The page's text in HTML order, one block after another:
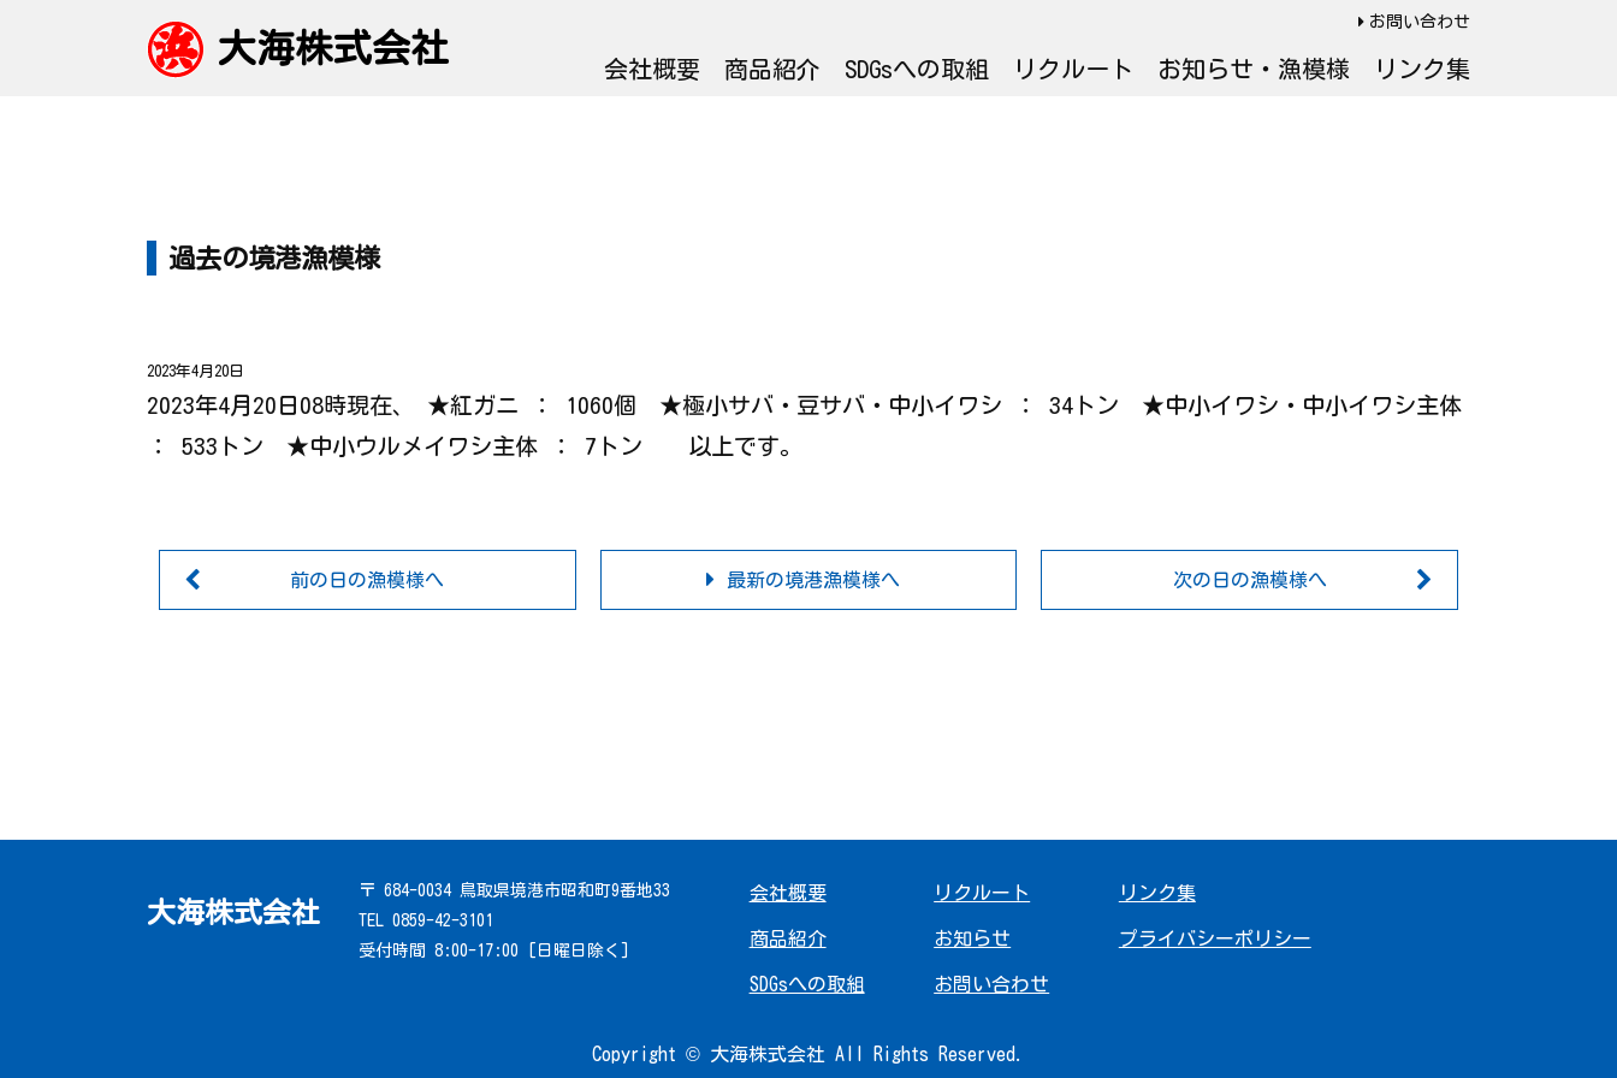
大海株式会社
お問い合わせ
会社概要 商品紹介 SDGsへの取組 リクルート お知らせ・漁模様 リンク集
過去の境港漁模様
2023年4月20日
2023年4月20日08時現在、 ★紅ガニ ： 1060個 ★極小サバ・豆サバ・中小イワシ ： 34トン ★中小イワシ・中小イワシ主体
： 533トン ★中小ウルメイワシ主体 ： 7トン 以上です。
前の日の漁模様へ 最新の境港漁模様へ 次の日の漁模様へ
大海株式会社
〒 684-0034 鳥取県境港市昭和町9番地33
TEL 0859-42-3101
受付時間 8:00-17:00 [日曜日除く]
会社概要
商品紹介
SDGsへの取組
リクルート
お知らせ
お問い合わせ
リンク集
プライバシーポリシー
Copyright © 大海株式会社 All Rights Reserved.